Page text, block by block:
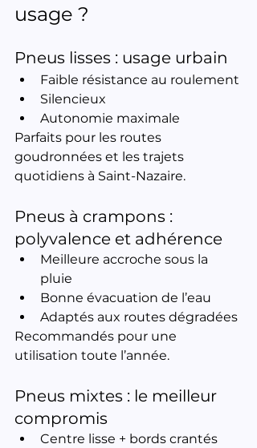
usage ?
Pneus lisses : usage urbain
Faible résistance au roulement
Silencieux
Autonomie maximale
Parfaits pour les routes
goudronnées et les trajets
quotidiens à Saint-Nazaire.
Pneus à crampons :
polyvalence et adhérence
Meilleure accroche sous la
pluie
Bonne évacuation de l’eau
Adaptés aux routes dégradées
Recommandés pour une
utilisation toute l’année.
Pneus mixtes : le meilleur
compromis
Centre lisse + bords crantés